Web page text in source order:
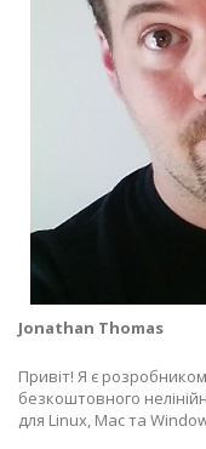
Jonathan Thomas
Привіт! Я є
безкоштовного
для Linux, Mac та